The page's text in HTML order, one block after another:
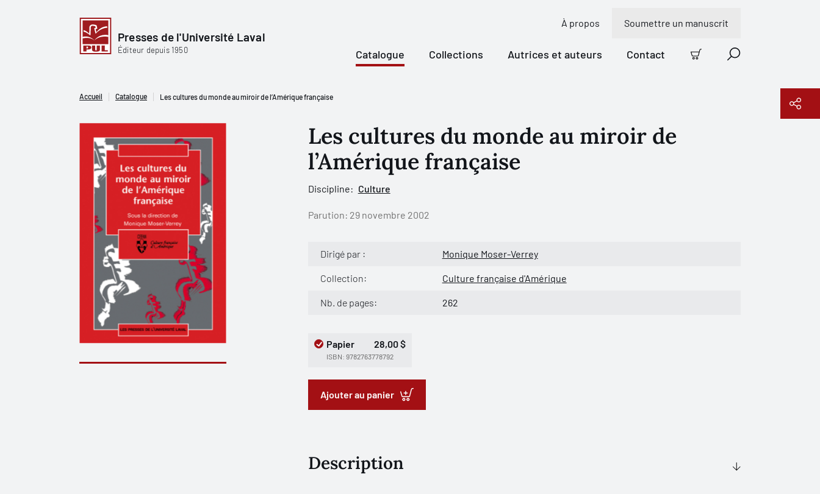
Presses de l'Université Laval
Éditeur depuis 1950
À propos Soumettre un manuscrit
Catalogue Collections Autrices et auteurs Contact
Panier Recherche
Accueil Catalogue Les cultures du monde au miroir de l’Amérique française
Les cultures du monde au miroir de
l’Amérique française
Discipline: Culture
Parution: 29 novembre 2002
Dirigé par : Monique Moser-Verrey
Collection: Culture française d'Amérique
Nb. de pages: 262
Papier 28,00 $
ISBN: 9782763778792
Ajouter au panier
Description